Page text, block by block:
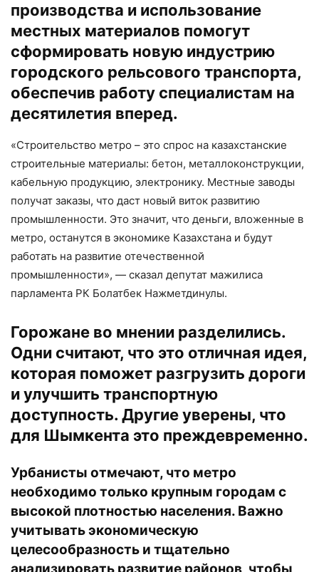
производства и использование
местных материалов помогут
сформировать новую индустрию
городского рельсового транспорта,
обеспечив работу специалистам на
десятилетия вперед.
«Строительство метро – это спрос на казахстанские
строительные материалы: бетон, металлоконструкции,
кабельную продукцию, электронику. Местные заводы
получат заказы, что даст новый виток развитию
промышленности. Это значит, что деньги, вложенные в
метро, останутся в экономике Казахстана и будут
работать на развитие отечественной
промышленности», — сказал депутат мажилиса
парламента РК Болатбек Нажметдинулы.
Горожане во мнении разделились.
Одни считают, что это отличная идея,
которая поможет разгрузить дороги
и улучшить транспортную
доступность. Другие уверены, что
для Шымкента это преждевременно.
Урбанисты отмечают, что метро
необходимо только крупным городам с
высокой плотностью населения. Важно
учитывать экономическую
целесообразность и тщательно